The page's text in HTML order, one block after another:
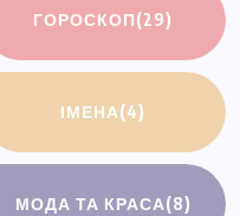
ГОРОСКОП(29)
ІМЕНА(4)
МОДА ТА КРАСА(8)